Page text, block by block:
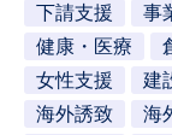
下請支援
事
健康・医療
女性支援
建
海外誘致
海